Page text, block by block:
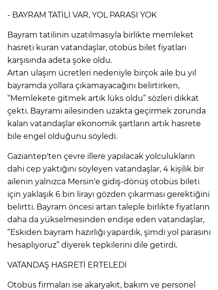
- BAYRAM TATİLİ VAR, YOL PARASI YOK
Bayram tatilinin uzatılmasıyla birlikte memleket
hasreti kuran vatandaşlar, otobüs bilet fiyatları
karşısında adeta şoke oldu.
Artan ulaşım ücretleri nedeniyle birçok aile bu yıl
bayramda yollara çıkamayacağını belirtirken,
“Memlekete gitmek artık lüks oldu” sözleri dikkat
çekti. Bayramı ailesinden uzakta geçirmek zorunda
kalan vatandaşlar ekonomik şartların artık hasrete
bile engel olduğunu söyledi.
Gaziantep'ten çevre illere yapılacak yolculukların
dahi cep yaktığını söyleyen vatandaşlar, 4 kişilik bir
ailenin yalnızca Mersin'e gidiş-dönüş otobüs bileti
için yaklaşık 6 bin lirayı gözden çıkarması gerektiğini
belirtti. Bayram öncesi artan taleple birlikte fiyatların
daha da yükselmesinden endişe eden vatandaşlar,
“Eskiden bayram hazırlığı yapardık, şimdi yol parasını
hesaplıyoruz” diyerek tepkilerini dile getirdi.
VATANDAŞ HASRETİ ERTELEDİ
Otobüs firmaları ise akaryakıt, bakım ve personel